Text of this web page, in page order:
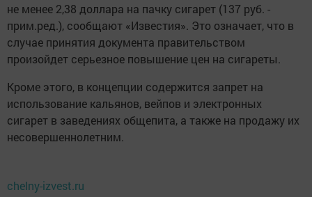
не менее 2,38 доллара на пачку сигарет (137 руб. -
прим.ред.), сообщают «Известия». Это означает, что в
случае принятия документа правительством
произойдет серьезное повышение цен на сигареты.
Кроме этого, в концепции содержится запрет на
использование кальянов, вейпов и электронных
сигарет в заведениях общепита, а также на продажу их
несовершеннолетним.
chelny-izvest.ru